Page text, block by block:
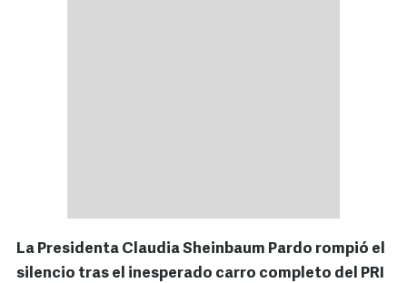
La Presidenta Claudia Sheinbaum Pardo rompió el
silencio tras el inesperado carro completo del PRI